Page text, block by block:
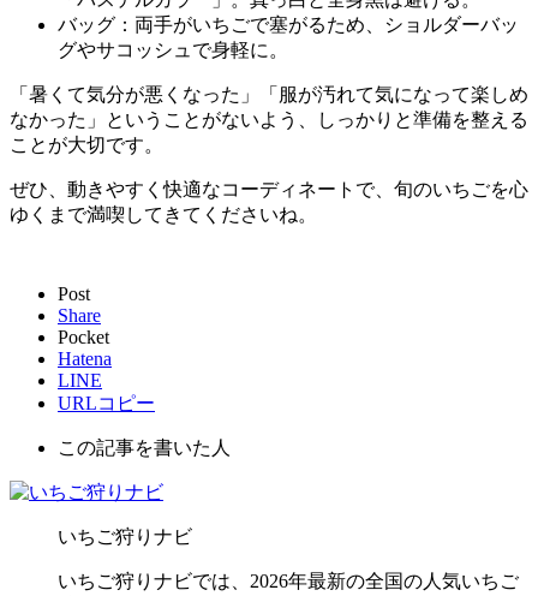
バッグ：両手がいちごで塞がるため、
ショルダーバッ
グやサコッシュ で身軽に。
「暑くて気分が悪くなった」「服が汚れて気になって楽しめ
なかった」ということがないよう、しっかりと準備を整える
ことが大切です。
ぜひ、動きやすく快適なコーディネートで、旬のいちごを心
ゆくまで満喫してきてくださいね。
Post
Share
Pocket
Hatena
LINE
URLコピー
この記事を書いた人
いちご狩りナビ
いちご狩りナビでは、2026年最新の全国の人気いちご